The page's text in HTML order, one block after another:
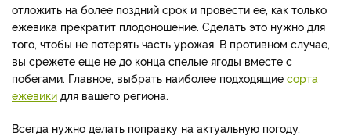
отложить на более поздний срок и провести ее, как только
ежевика прекратит плодоношение. Сделать это нужно для
того, чтобы не потерять часть урожая. В противном случае,
вы срежете еще не до конца спелые ягоды вместе с
побегами. Главное, выбрать наиболее подходящие сорта
ежевики для вашего региона.
Всегда нужно делать поправку на актуальную погоду,